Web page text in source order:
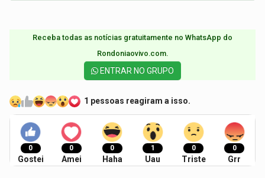
Receba todas as notícias gratuitamente no WhatsApp do
Rondoniaovivo.com.​
ENTRAR NO GRUPO
1 pessoas reagiram a isso.
0
Gostei
0
Amei
0
Haha
1
Uau
0
Triste
0
Grr